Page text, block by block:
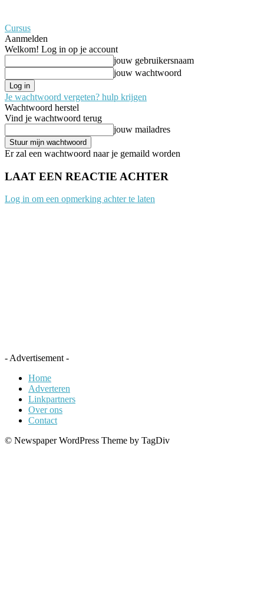
Cursus
Aanmelden
Welkom! Log in op je account
jouw gebruikersnaam
jouw wachtwoord
Je wachtwoord vergeten? hulp krijgen
Wachtwoord herstel
Vind je wachtwoord terug
jouw mailadres
Er zal een wachtwoord naar je gemaild worden
LAAT EEN REACTIE ACHTER
Log in om een opmerking achter te laten
- Advertisement -
Home
Adverteren
Linkpartners
Over ons
Contact
© Newspaper WordPress Theme by TagDiv